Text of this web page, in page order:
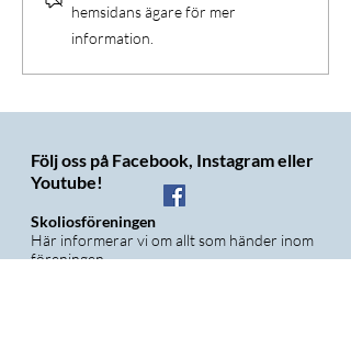
hemsidans ägare för mer
information.
Följ oss på Facebook, Instagram eller
Youtube!
Skoliosföreningen
Här informerar vi om allt som händer inom
föreningen.